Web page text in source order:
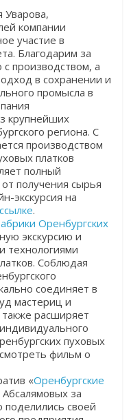
Уварова,
компании
участие в
Благодарим за
производством, а
в сохранении и
промысла в
крупнейших
региона. С
производством
платков
полный
получения сырья
экскурсия на
ссылке.
Оренбургских
экскурсию и
технологиями
Соблюдая
соединяет в
мастериц и
расширяет
пуховых
фильм о
«Оренбургские
за
поделились своей